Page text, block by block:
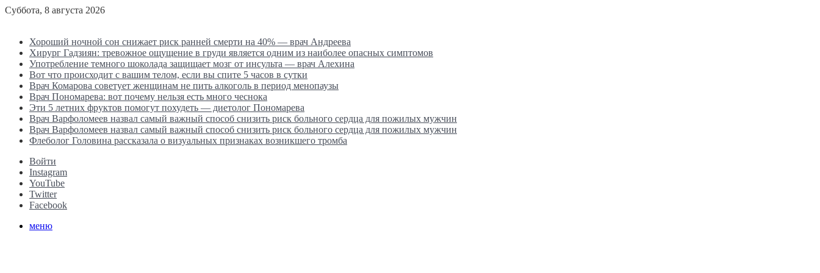
Суббота, 8 августа 2026
Хороший ночной сон снижает риск ранней смерти на 40% — врач Андреева
Хирург Гадзиян: тревожное ощущение в груди является одним из наиболее опасных симптомов
Употребление темного шоколада защищает мозг от инсульта — врач Алехина
Вот что происходит с вашим телом, если вы спите 5 часов в сутки
Врач Комарова советует женщинам не пить алкоголь в период менопаузы
Врач Пономарева: вот почему нельзя есть много чеснока
Эти 5 летних фруктов помогут похудеть — диетолог Пономарева
Врач Варфоломеев назвал самый важный способ снизить риск больного сердца для пожилых мужчин
Врач Варфоломеев назвал самый важный способ снизить риск больного сердца для пожилых мужчин
Флеболог Головина рассказала о визуальных признаках возникшего тромба
Войти
Instagram
YouTube
Twitter
Facebook
меню